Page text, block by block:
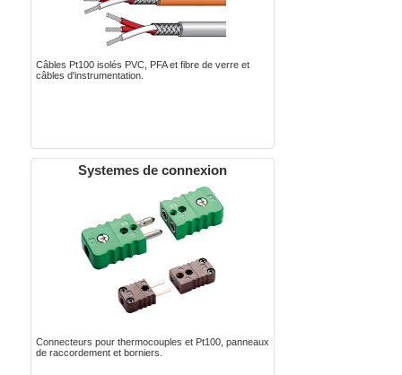
Câbles Pt100 isolés PVC, PFA et fibre de verre et
câbles d'instrumentation.
Systemes de connexion
Connecteurs pour thermocouples et Pt100, panneaux
de raccordement et borniers.